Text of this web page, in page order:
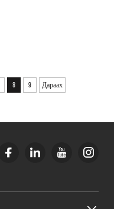
8 9 Дараах